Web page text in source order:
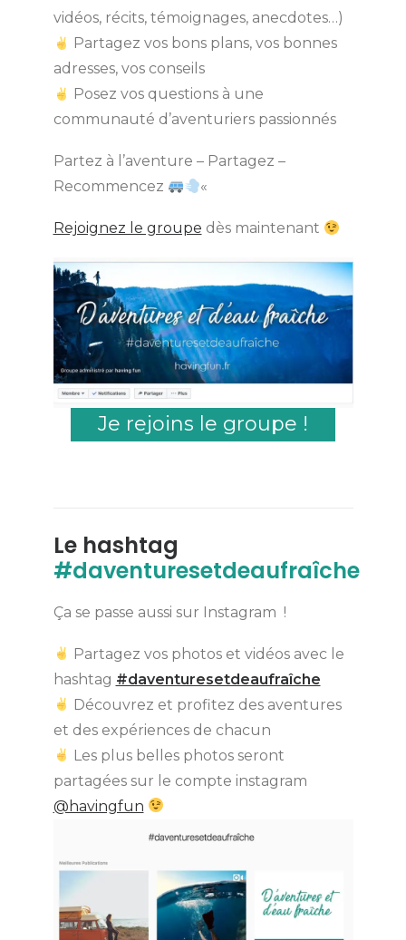
vidéos, récits, témoignages, anecdotes…)
Partagez vos bons plans, vos bonnes
adresses, vos conseils
Posez vos questions à une
communauté d’aventuriers passionnés
Partez à l’aventure – Partagez –
Recommencez
«
Rejoignez le groupe dès maintenant
Je rejoins le groupe !
Le hashtag
#daventuresetdeaufraîche
Ça se passe aussi sur Instagram !
Partagez vos photos et vidéos avec le
hashtag #daventuresetdeaufraîche
Découvrez et profitez des aventures
et des expériences de chacun
Les plus belles photos seront
partagées sur le compte instagram
@havingfun